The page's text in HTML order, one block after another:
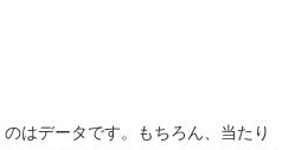
はデータです。もちろん、当たり